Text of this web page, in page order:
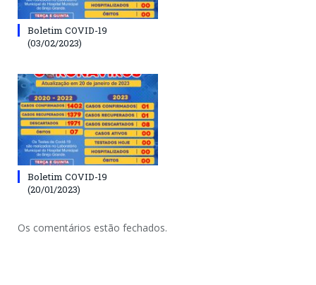
Boletim COVID-19
(03/02/2023)
Boletim COVID-19
(20/01/2023)
Os comentários estão fechados.